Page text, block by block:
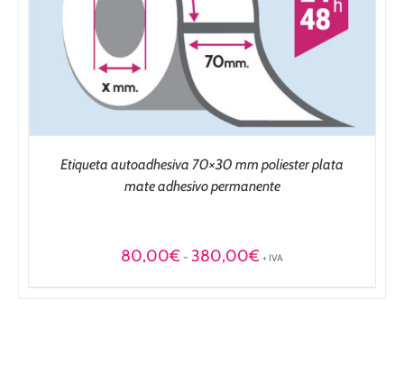
Etiqueta autoadhesiva 70×30 mm poliester plata
mate adhesivo permanente
80,00€ - 380,00€Rango
+ IVA